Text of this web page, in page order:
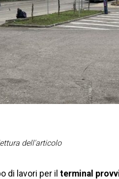
dell'articolo
di lavori per il terminal